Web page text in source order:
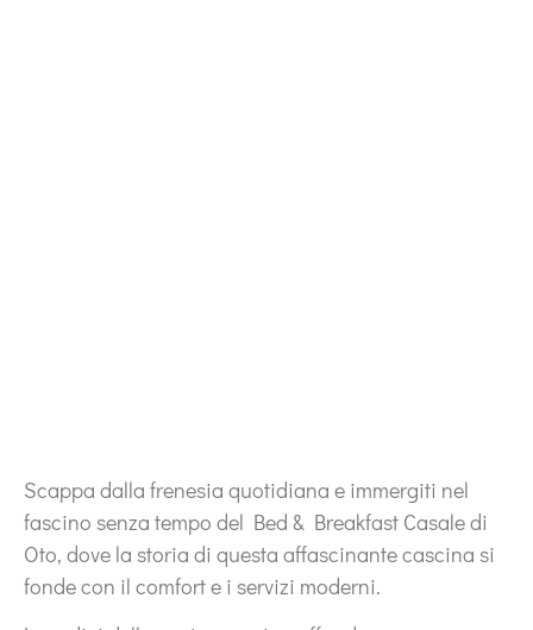
Scappa dalla frenesia quotidiana e immergiti nel
fascino senza tempo del Bed & Breakfast Casale di
Oto, dove la storia di questa affascinante cascina si
fonde con il comfort e i servizi moderni.